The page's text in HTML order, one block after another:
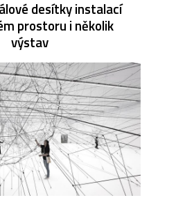
desítky instalací
prostoru i několik
výstav